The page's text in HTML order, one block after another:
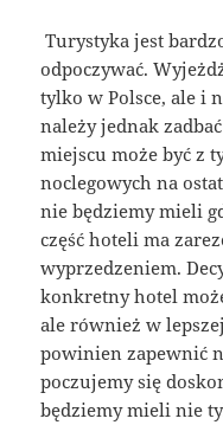
Turystyka jest
odpoczywać.
tylko w Polsce, ale i
należy jednak
miejscu może być z
noclegowych na
nie będziemy mieli
część hoteli ma
wyprzedzeniem.
konkretny hotel
ale również w
powinien zapewnić
poczujemy się
będziemy mieli nie